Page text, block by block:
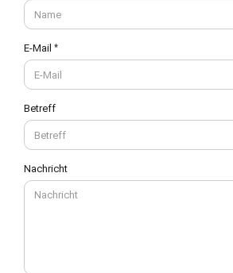
E-Mail
Betreff
Nachricht